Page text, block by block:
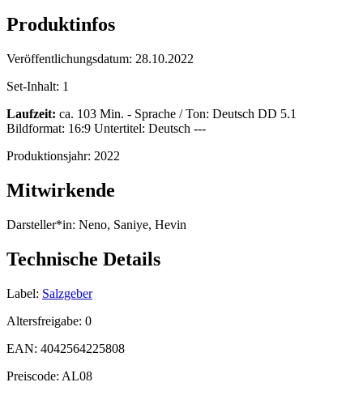
Produktinfos
Veröffentlichungsdatum: 28.10.2022
Set-Inhalt: 1
Laufzeit: ca. 103 Min. - Sprache / Ton: Deutsch DD 5.1
Bildformat: 16:9 Untertitel: Deutsch ---
Produktionsjahr: 2022
Mitwirkende
Darsteller*in: Neno, Saniye, Hevin
Technische Details
Label: Salzgeber
Altersfreigabe: 0
EAN: 4042564225808
Preiscode: AL08